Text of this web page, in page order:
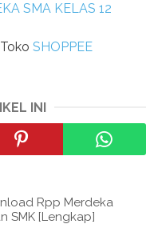
SMA KELAS 12
SHOPPEE
INI
Rpp Merdeka
SMK [Lengkap]